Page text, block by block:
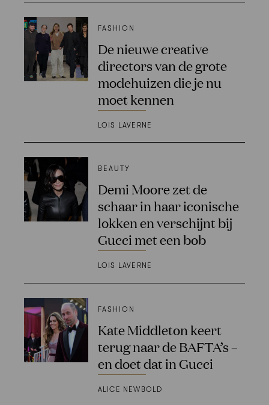
FASHION
De nieuwe creative
directors van de grote
modehuizen die je nu
moet kennen
LOIS LAVERNE
BEAUTY
Demi Moore zet de
schaar in haar iconische
lokken en verschijnt bij
Gucci met een bob
LOIS LAVERNE
FASHION
Kate Middleton keert
terug naar de BAFTA’s –
en doet dat in Gucci
ALICE NEWBOLD